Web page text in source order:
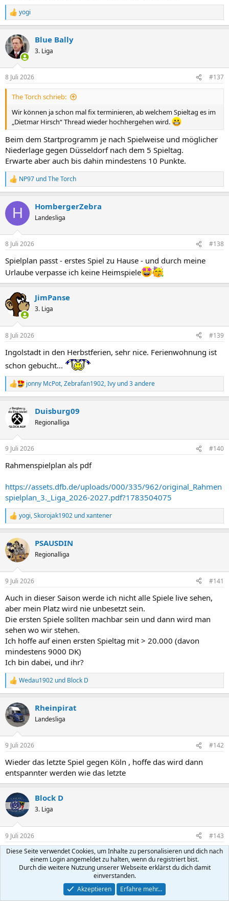
R
e
k
t
i
e
n
yogi
Blue Bally
3. Liga
8 Juli 2026 #137
The Torch schrieb:
Wir können ja schon mal fix terminieren, ab welchem Spieltag es im
„Dietmar Hirsch“ Thread wieder hochhergehen wird.
Beim dem Startprogramm je nach Spielweise und möglicher
Niederlage gegen Düsseldorf nach dem 5 Spieltag.
Erwarte aber auch bis dahin mindestens 10 Punkte.
R
e
k
i
e
:
NP97 undThe Torch
H HombergerZebra
Landesliga
8 Juli 2026 #138
Spielplan passt - erstes Spiel zu Hause - und durch meine
Urlaube verpasse ich keine Heimspiele
JimPanse
3. Liga
8 Juli 2026 #139
Ingolstadt in den Herbstferien, sehr nice. Ferienwohnung ist
schon gebucht...
R
e
k
i
e
:
jonny McPot,Zebrafan1902,Ivy und 3 andere
Duisburg09
Regionalliga
9 Juli 2026 #140
Rahmenspielplan als pdf
https://assets.dfb.de/uploads/000/335/962/original_Rahmen
spielplan_3._Liga_2026-2027.pdf?1783504075
R
e
k
t
i
e
:
yogi,Skorojak1902 undxantener
PSAUSDIN
Regionalliga
9 Juli 2026 #141
Auch in dieser Saison werde ich nicht alle Spiele live sehen,
aber mein Platz wird nie unbesetzt sein.
Die ersten Spiele sollten machbar sein und dann wird man
sehen wo wir stehen.
Ich hoffe auf einen ersten Spieltag mit > 20.000 (davon
mindestens 9000 DK)
Ich bin dabei, und ihr?
R
e
k
t
i
e
:
Wedau1902 und Block D
Rheinpirat
Landesliga
9 Juli 2026 #142
Wieder das letzte Spiel gegen Köln , hoffe das wird dann
entspannter werden wie das letzte
Block D
3. Liga
9 Juli 2026 #143
Ich denke wir werden Sonntags gegen Meppen spielen, da
gibt es dann eine exclusive Anstoßzeit.
Psychozebra
Diese Seite verwendet Cookies, um Inhalte zu personalisieren und dich nach
einem Login angemeldet zu halten, wenn du registriert bist.
Durch die weitere Nutzung unserer Webseite erklärst du dich damit
einverstanden.
Akzeptieren
Erfahre mehr…